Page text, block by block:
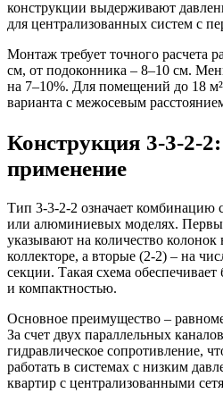
конструкции выдерживают
для централизованных систем с
Монтаж требует точного расчета
см, от подоконника – 8–10 см.
на 7–10%. Для помещений до 18
варианта с межосевым
Конструкция 3-3-2-
применение
Тип 3-3-2-2 означает комбинацию
или алюминиевых моделях.
указывают на количество
коллекторе, а вторые (2-2) – на
секции. Такая схема
и компактностью.
Основное преимущество –
За счет двух параллельных
гидравлическое сопротивление,
работать в системах с низким
квартир с централизованными